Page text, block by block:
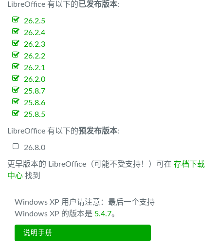
LibreOffice 有以下的已发布版本:
26.2.5
26.2.4
26.2.3
26.2.2
26.2.1
26.2.0
25.8.7
25.8.6
25.8.5
LibreOffice 有以下的预发布版本:
26.8.0
更早版本的 LibreOffice（可能不受支持！）可在 存档下载
中心 找到
Windows XP 用户请注意：最后一个支持
Windows XP 的版本是 5.4.7。
说明手册